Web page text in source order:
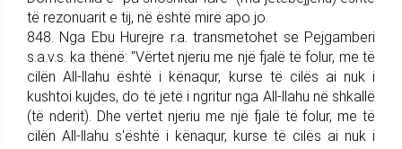
të rezonu­arit e tij, në është mirë apo jo.
848. Nga Ebu Hurejre r.a. trans­me­tohet se Pej­gam­be­ri
s.a.v.s. ka thënë: "Vërtet njeriu me një fjalë të folur, me të
cilën All-llahu është i kënaqur, kurse të cilës ai nuk i
kushtoi kujdes, do të jetë i ngritur nga All-llahu në shkallë
(të nderit). Dhe vërtet njeriu me një fjalë të folur, me të
cilën All-llahu s'është i kënaqur, kurse të cilës ai nuk i